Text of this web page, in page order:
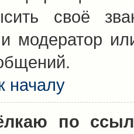
своё
модератор
началу
по